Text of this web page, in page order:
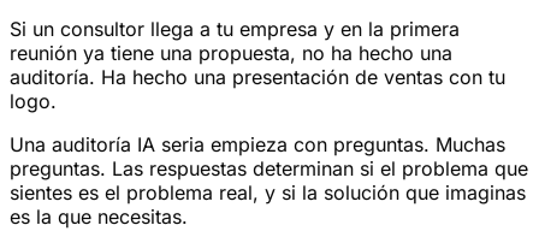
Si un consultor llega a tu empresa y en la primera
reunión ya tiene una propuesta, no ha hecho una
auditoría. Ha hecho una presentación de ventas con tu
logo.
Una auditoría IA seria empieza con preguntas. Muchas
preguntas. Las respuestas determinan si el problema que
sientes es el problema real, y si la solución que imaginas
es la que necesitas.